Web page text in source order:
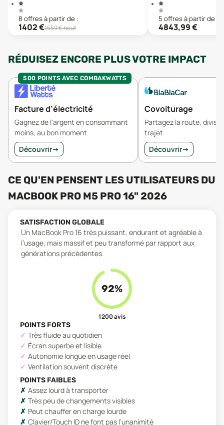
8 offresà partir de :
1402€1559€ neuf
5 offresà partir de :
4843,99€
RÉDUISEZ ENCORE PLUS VOTRE IMPACT
500 POINTS AVEC COMBAKWATTS
Facture d’électricité
Gagnez de l'argent en consommant
moins, au bon moment.
Découvrir→
Covoiturage
Partagez la route,
trajet
Découvrir→
CE QU'EN PENSENT LES UTILISATEURS DU
MACBOOK PRO M5 PRO 16" 2026
SATISFACTION GLOBALE
Un MacBook Pro 16 très puissant, endurant et agréable à
l’usage, mais massif et peu transformé par rapport aux
générations précédentes.
92%
1 200avis
POINTS FORTS
Très fluide au quotidien
Écran superbe et lisible
Autonomie longue en usage réel
Ventilation souvent discrète
POINTS FAIBLES
Assez lourd à transporter
Très peu de changements visibles
Peut chauffer en charge lourde
Clavier/Touch ID ne font pas l’unanimité